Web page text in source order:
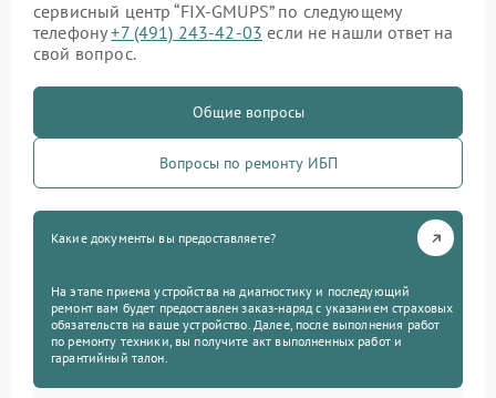
сервисный центр “FIX-GMUPS” по следующему
телефону+7 (491) 243-42-03 если не нашли ответ на
свой вопрос.
Общие вопросы
Вопросы по ремонту ИБП
Какие документы вы предоставляете?
На этапе приема устройства на диагностику и последующий
ремонт вам будет предоставлен заказ-наряд с указанием страховых
обязательств на ваше устройство. Далее, после выполнения работ
по ремонту техники, вы получите акт выполненных работ и
гарантийный талон.